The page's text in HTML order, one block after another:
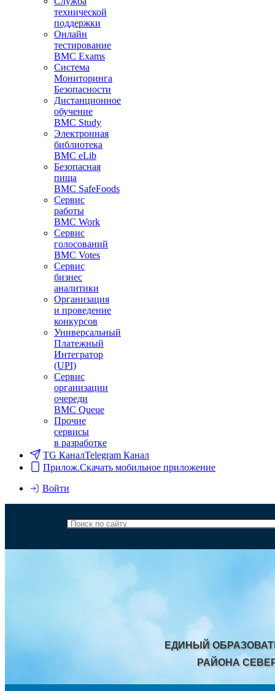
технической
поддержки
Онлайн
тестирование
BMC Exams
Система
Мониторинга
Безопасности
Дистанционное
обучение
BMC Study
Электронная
библиотека
BMC eLib
Безопасная
пища
BMC SafeFoods
Сервис
работы
BMC Work
Сервис
голосований
BMC Votes
Сервис
бизнес
аналитики
Организация
и проведение
конкурсов
Универсальный
Платежный
Интегратор
(UPI)
Сервис
организации
очереди
BMC Queue
Прочие
сервисы
в разработке
TG КаналTelegram Канал
Прилож.Скачать мобильное приложение
Войти
ЕДИНЫЙ
РАЙОНА